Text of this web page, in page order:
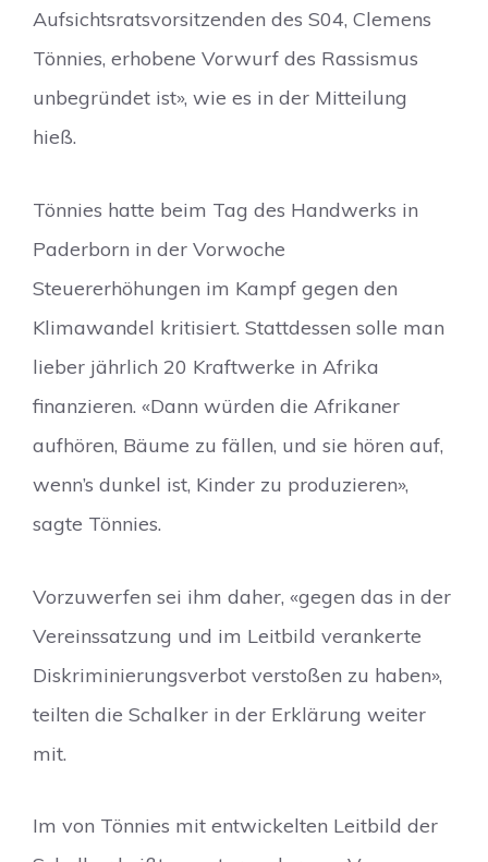
Aufsichtsratsvorsitzenden des S04, Clemens
Tönnies, erhobene Vorwurf des Rassismus
unbegründet ist», wie es in der Mitteilung
hieß.
Tönnies hatte beim Tag des Handwerks in
Paderborn in der Vorwoche
Steuererhöhungen im Kampf gegen den
Klimawandel kritisiert. Stattdessen solle man
lieber jährlich 20 Kraftwerke in Afrika
finanzieren. «Dann würden die Afrikaner
aufhören, Bäume zu fällen, und sie hören auf,
wenn’s dunkel ist, Kinder zu produzieren»,
sagte Tönnies.
Vorzuwerfen sei ihm daher, «gegen das in der
Vereinssatzung und im Leitbild verankerte
Diskriminierungsverbot verstoßen zu haben»,
teilten die Schalker in der Erklärung weiter
mit.
Im von Tönnies mit entwickelten Leitbild der